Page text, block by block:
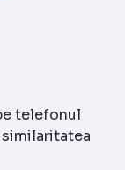
telefonul